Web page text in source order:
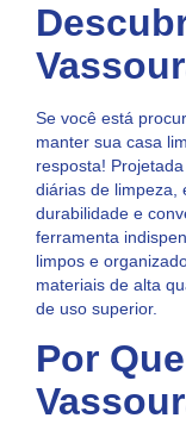
Se você está
manter sua casa
resposta!
diárias de limpeza,
durabilidade e
ferramenta
limpos e
materiais de alta
de uso superior.
Por